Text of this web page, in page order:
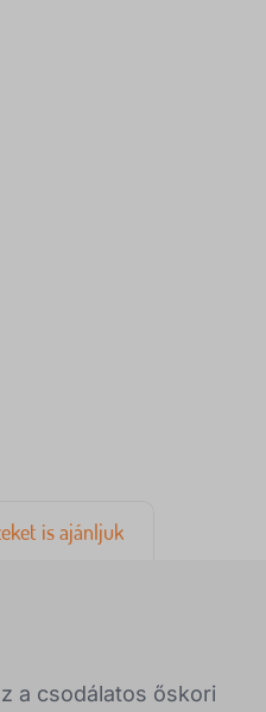
is ajánljuk
a csodálatos őskori